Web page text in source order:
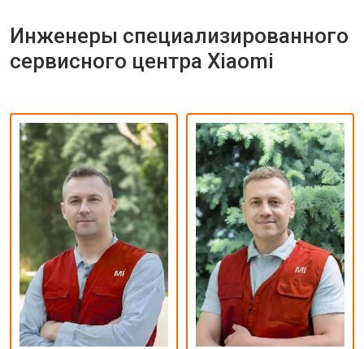
Инженеры специализированного
сервисного центра Xiaomi